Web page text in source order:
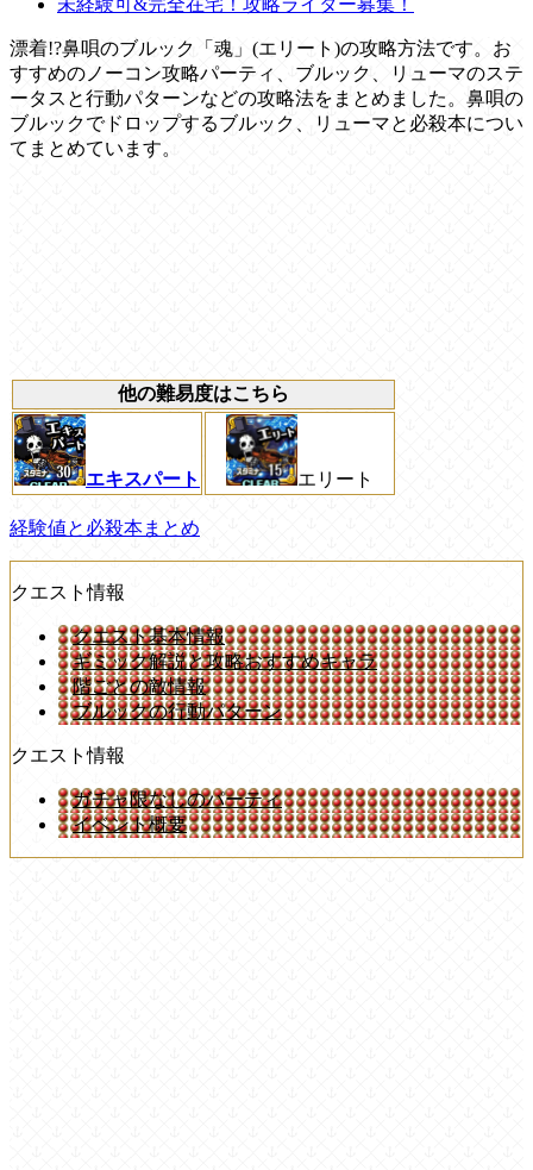
漂着!?鼻唄のブルック「魂」(エリート)の攻略方法です。お
すすめのノーコン攻略パーティ、ブルック、リューマのステ
ータスと行動パターンなどの攻略法をまとめました。鼻唄の
ブルックでドロップするブルック、リューマと必殺本につい
てまとめています。
他の難易度はこちら
エキスパート エリート
経験値と必殺本まとめ
クエスト情報
クエスト基本情報
ギミック解説と攻略おすすめキャラ
階ごとの敵情報
ブルックの行動パターン
クエスト情報
ガチャ限なしのパーティ
イベント概要